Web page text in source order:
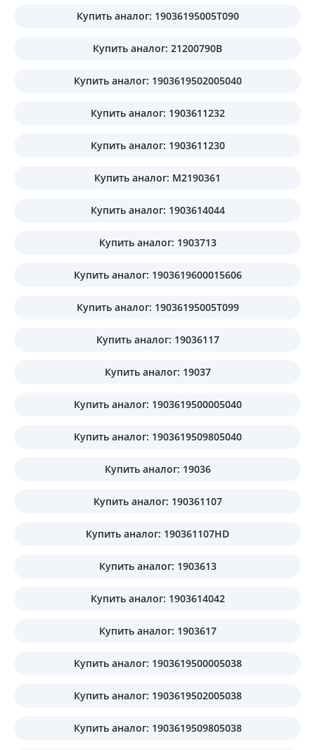
Купить аналог: 19036195005T090
Купить аналог: 21200790B
Купить аналог: 1903619502005040
Купить аналог: 1903611232
Купить аналог: 1903611230
Купить аналог: M2190361
Купить аналог: 1903614044
Купить аналог: 1903713
Купить аналог: 1903619600015606
Купить аналог: 19036195005T099
Купить аналог: 19036117
Купить аналог: 19037
Купить аналог: 1903619500005040
Купить аналог: 1903619509805040
Купить аналог: 19036
Купить аналог: 190361107
Купить аналог: 190361107HD
Купить аналог: 1903613
Купить аналог: 1903614042
Купить аналог: 1903617
Купить аналог: 1903619500005038
Купить аналог: 1903619502005038
Купить аналог: 1903619509805038